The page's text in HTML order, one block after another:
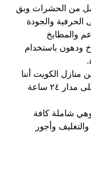
من الحشرات وبق
الحرفية والجودة
والمطابخ
ودهون باستخدام
الكويت أننا
جاهزون لتلبية طلباتكم على مدار ٢٤ ساعة
شاملة كافة
وأجور